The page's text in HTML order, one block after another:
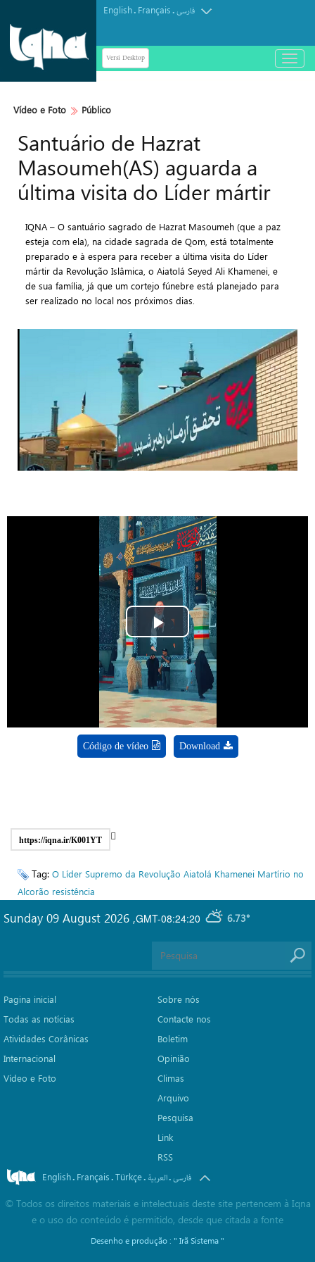
English. Français.فارسی
Versi Desktop
باز
و
Vídeo e Foto Público
Santuário de Hazrat
Masoumeh(AS) aguarda a
última visita do Líder mártir
IQNA – O santuário sagrado de Hazrat Masoumeh (que a paz
esteja com ela), na cidade sagrada de Qom, está totalmente
preparado e à espera para receber a última visita do Líder
mártir da Revolução Islâmica, o Aiatolá Seyed Ali Khamenei, e
de sua família, já que um cortejo fúnebre está planejado para
ser realizado no local nos próximos dias.
Play
Video
Código de vídeo Download
https://iqna.ir/K001YT
Tag: O Líder Supremo da Revolução Aiatolá Khamenei Martírio no
Alcorão resistência
GMT-08:24:20 6.73°
Sunday 09 August 2026 ,
Pagina inicial
Todas as notícias
Atividades Corânicas
Internacional
Vídeo e Foto
Sobre nós
Contacte nos
Boletim
Opinião
Climas
Arquivo
Pesquisa
Link
RSS
English. Français.Türkçe. العربیة.فارسی
© Todos os direitos materiais e intelectuais deste site pertencem à Iqna
e o uso do conteúdo é permitido, desde que citada a fonte
Desenho e produção : " Irã Sistema "